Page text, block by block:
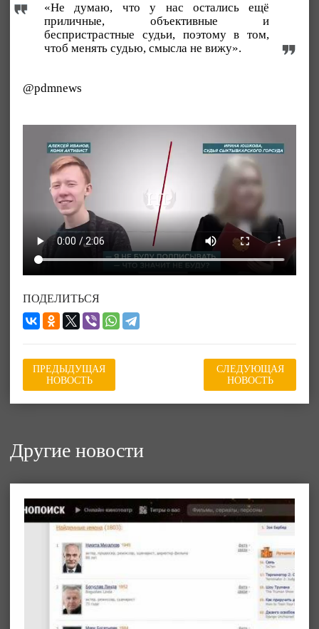
«Не думаю, что у нас остались ещё
приличные, объективные и
беспристрастные судьи, поэтому в том,
чтоб менять судью, смысла не вижу».
@pdmnews
ПОДЕЛИТЬСЯ
ПРЕДЫДУЩАЯ
НОВОСТЬ
СЛЕДУЮЩАЯ
НОВОСТЬ
Другие новости